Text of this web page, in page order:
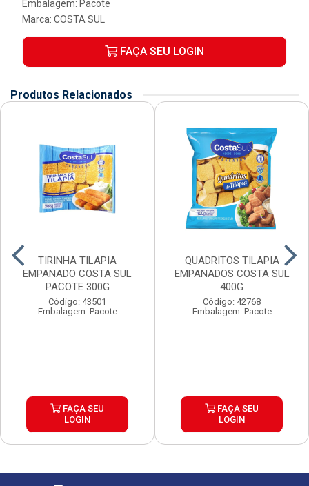
Embalagem: Pacote
Marca: COSTA SUL
FAÇA SEU LOGIN
Produtos Relacionados
TIRINHA TILAPIA
EMPANADO COSTA SUL
PACOTE 300G
Código: 43501
Embalagem: Pacote
FAÇA SEU
LOGIN
QUADRITOS TILAPIA
EMPANADOS COSTA SUL
400G
Código: 42768
Embalagem: Pacote
FAÇA SEU
LOGIN